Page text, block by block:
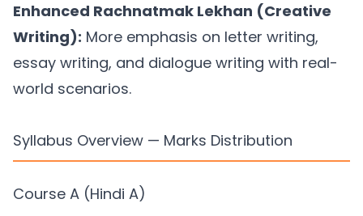
Enhanced Rachnatmak Lekhan (Creative
Writing): More emphasis on letter writing,
essay writing, and dialogue writing with real-
world scenarios.
Syllabus Overview — Marks Distribution
Course A (Hindi A)